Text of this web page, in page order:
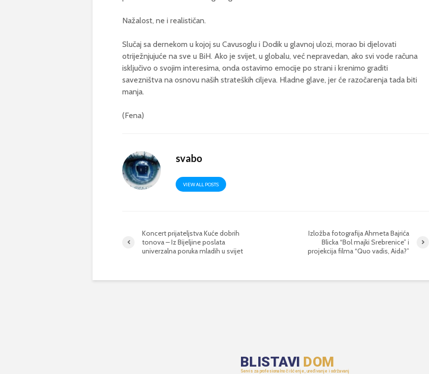
Nažalost, ne i realističan.
Slučaj sa dernekom u kojoj su Cavusoglu i Dodik u glavnoj ulozi, morao bi djelovati
otriježnjujuće na sve u BiH. Ako je svijet, u globalu, već nepravedan, ako svi vode računa
isključivo o svojim interesima, onda ostavimo emocije po strani i krenimo graditi
savezništva na osnovu naših strateških ciljeva. Hladne glave, jer će razočarenja tada biti
manja.
(Fena)
svabo
VIEW ALL POSTS
Koncert prijateljstva Kuće dobrih
tonova – Iz Bijeljine poslata
univerzalna poruka mladih u svijet
Izložba fotografija Ahmeta Bajrića
Blicka “Bol majki Srebrenice” i
projekcija filma “Quo vadis, Aida?”